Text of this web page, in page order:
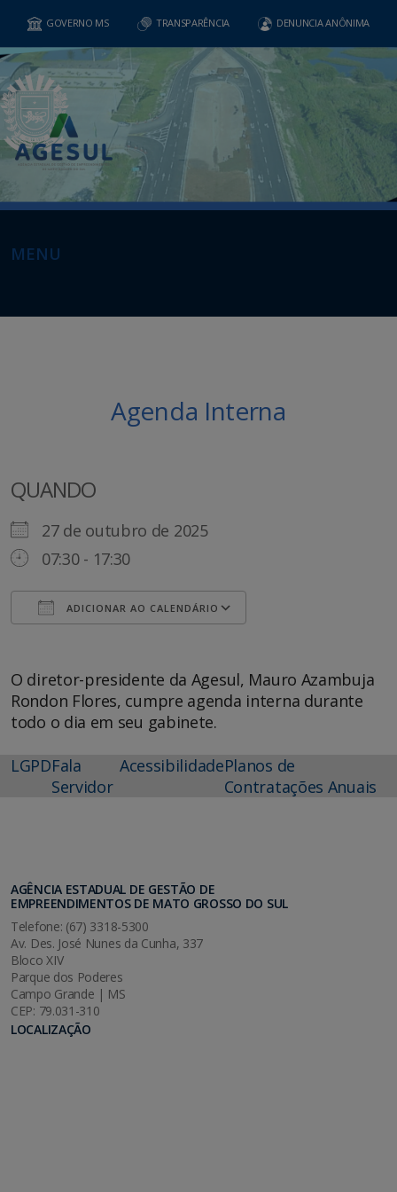
GOVERNO MS TRANSPARÊNCIA DENUNCIA ANÔNIMA
MENU
Agenda Interna
QUANDO
27 de outubro de 2025
07:30 - 17:30
ADICIONAR AO CALENDÁRIO
O diretor-presidente da Agesul, Mauro Azambuja
Rondon Flores, cumpre agenda interna durante
todo o dia em seu gabinete.
LGPDFala
Servidor
AcessibilidadePlanos de
Contratações Anuais
AGÊNCIA ESTADUAL DE GESTÃO DE
EMPREENDIMENTOS DE MATO GROSSO DO SUL
Telefone: (67) 3318-5300
Av. Des. José Nunes da Cunha, 337
Bloco XIV
Parque dos Poderes
Campo Grande | MS
CEP: 79.031-310
LOCALIZAÇÃO